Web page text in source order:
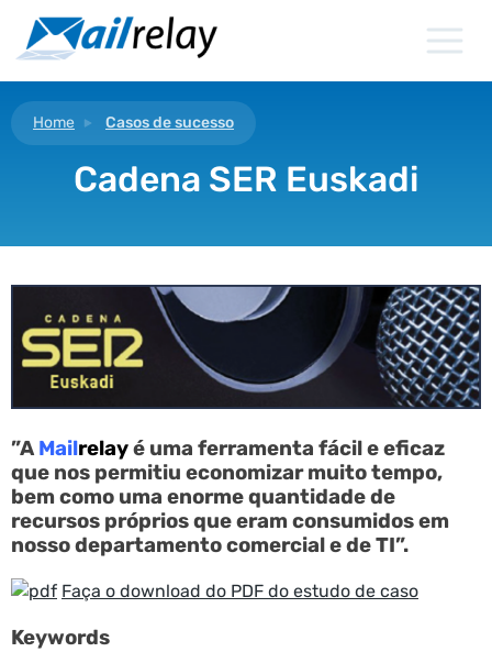
para
Home Casos de sucesso
Cadena SER Euskadi
”AMailrelayé uma ferramenta fácil e eficaz
que nos permitiu economizar muito tempo,
bem como uma enorme quantidade de
recursos próprios que eram consumidos em
nosso departamento comercial e de TI”.
Faça o download do PDF do estudo de caso
Keywords